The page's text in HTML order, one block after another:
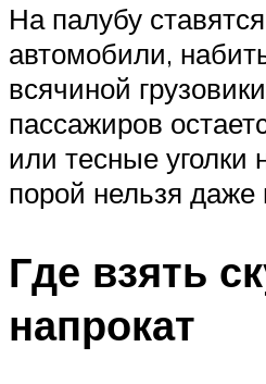
На палубу
автомобили,
всячиной
пассажиров
или тесные уголки
порой нельзя даже
Где взять
напрокат